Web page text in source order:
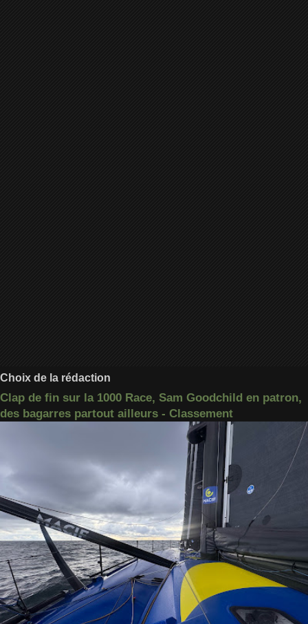
Choix de la rédaction
Clap de fin sur la 1000 Race, Sam Goodchild en patron,
des bagarres partout ailleurs - Classement